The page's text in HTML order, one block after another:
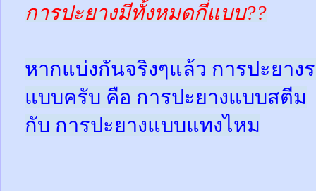
การปะยางมีทั้งหมดกี่แบบ??
หากแบ่งกันจริงๆแล้ว การปะยาง
แบบครับ คือ การปะยางแบบสตีม
กับ การปะยางแบบแทงไหม